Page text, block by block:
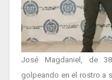
José Magdaniel, de
golpeando en el rostro a